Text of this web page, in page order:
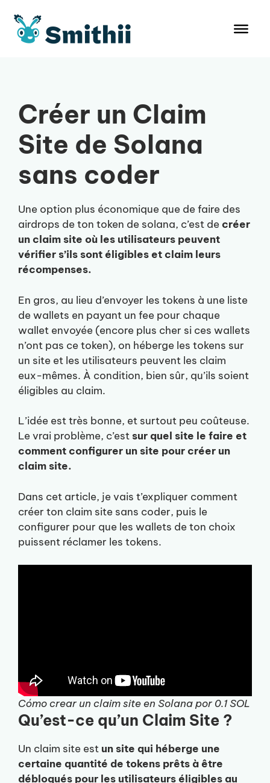
contenu
Créer un Claim
Site de Solana
sans coder
Une option plus économique que de faire des
airdrops de ton token de solana, c’est decréer
un claim site où les utilisateurs peuvent
vérifier s’ils sont éligibles et claim leurs
récompenses.
En gros, au lieu d’envoyer les tokens à une liste
de wallets en payant un fee pour chaque
wallet envoyée (encore plus cher si ces wallets
n’ont pas ce token), on héberge les tokens sur
un site et les utilisateurs peuvent les claim
eux-mêmes. À condition, bien sûr, qu’ils soient
éligibles au claim.
L’idée est très bonne, et surtout peu coûteuse.
Le vrai problème, c’est sur quel site le faire et
comment configurer un site pour créer un
claim site.
Dans cet article, je vais t’expliquer comment
créer ton claim site sans coder, puis le
configurer pour que les wallets de ton choix
puissent réclamer les tokens.
Cómo crear un claim site en Solana por 0.1 SOL
Qu’est-ce qu’un Claim Site ?
Un claim site est un site qui héberge une
certaine quantité de tokens prêts à être
débloqués pour les utilisateurs éligibles au